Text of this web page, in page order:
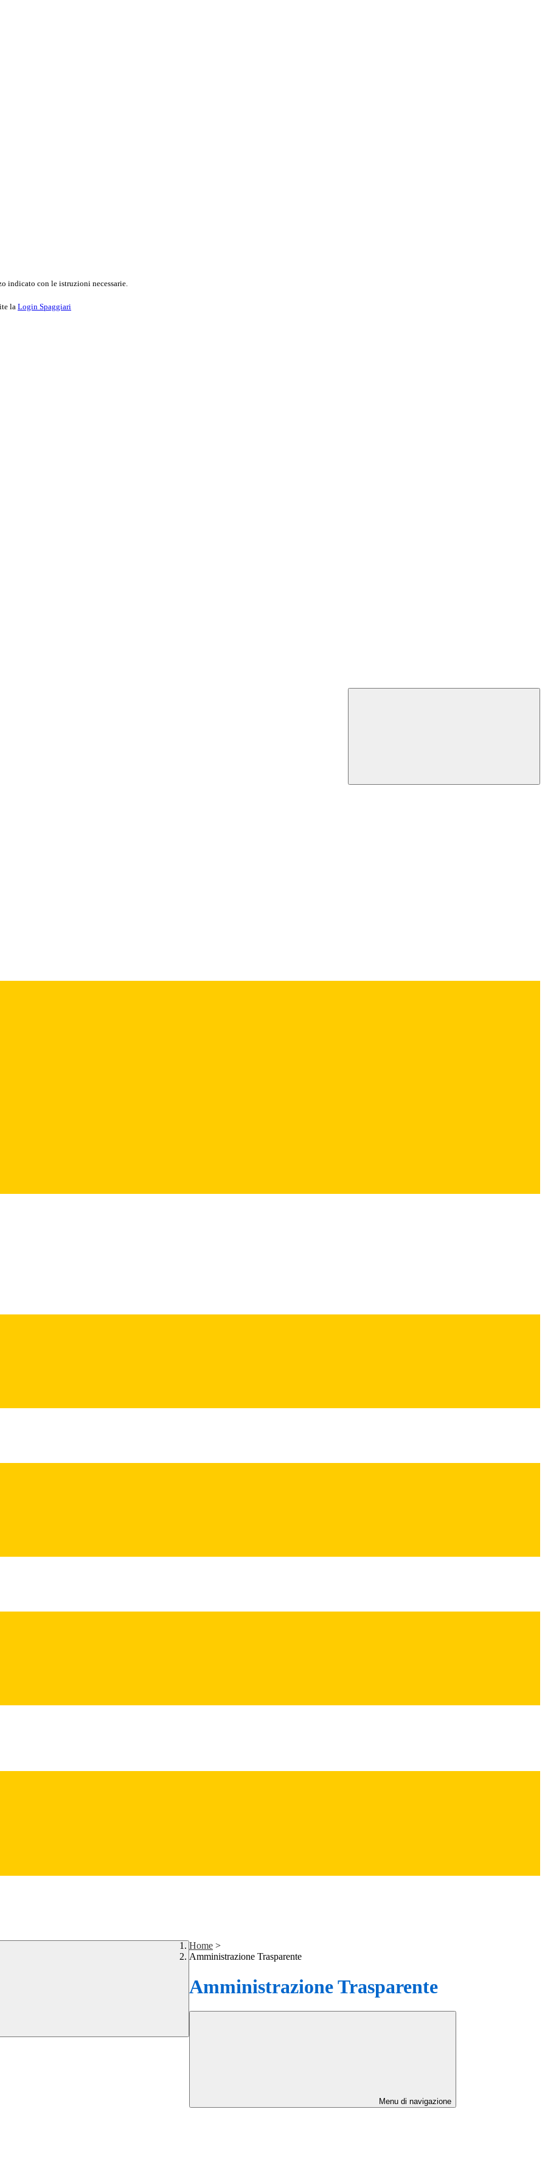
indicato con le istruzioni necessarie.
la Login Spaggiari
Home >
Amministrazione Trasparente
Amministrazione Trasparente
Menu di navigazione